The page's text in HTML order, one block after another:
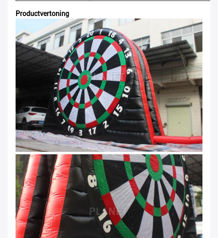
Productvertoning